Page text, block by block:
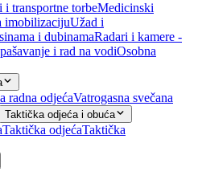
i transportne torbeMedicinski
imobilizacijuUžad i
i dubinamaRadari i kamere -
i rad na vodiOsobna
radna odjećaVatrogasna svečana
Taktička odjeća i obuća
Taktička odjećaTaktička